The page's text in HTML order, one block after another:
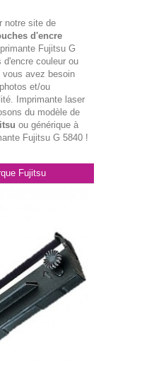
notre site de
d'encre
Fujitsu G
d'encre couleur ou
avez besoin
et/ou
Imprimante laser
du modèle de
ou générique à
Fujitsu G 5840 !
Fujitsu